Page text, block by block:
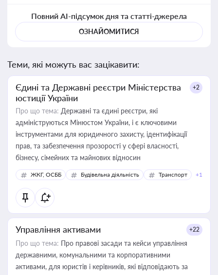
Повний AI-підсумок дня та статті-джерела
ОЗНАЙОМИТИСЯ
Теми, які можуть вас зацікавити:
Єдині та Державні реєстри Міністерства
юстиції України
+2
Про що тема: Державні та єдині реєстри, які
адмініструються Мінюстом України, і є ключовими
інструментами для юридичного захисту, ідентифікації
прав, та забезпечення прозорості у сфері власності,
бізнесу, сімейних та майнових відносин
ЖКГ, ОСББ Будівельна діяльність Транспорт +1
Управління активами +22
Про що тема: Про правові засади та кейси управління
державними, комунальними та корпоративними
активами, для юристів і керівників, які відповідають за